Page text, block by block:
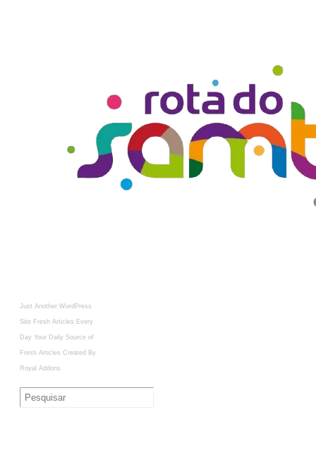
Just Another WordPress
Site Fresh Articles Every
Day Your Daily Source of
Fresh Articles Created By
Royal Addons